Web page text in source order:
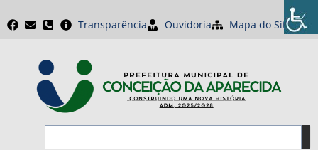
Transparência Ouvidoria Mapa do Site